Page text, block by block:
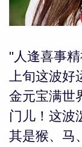
"人逢喜事
上旬这波
金元宝满世
门儿！这波
其是猴、马